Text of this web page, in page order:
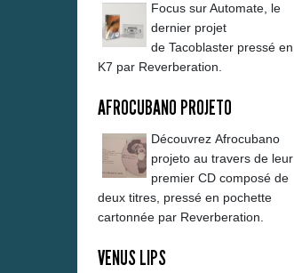
Focus sur Automate, le
dernier projet
de Tacoblaster pressé en
K7 par Reverberation.
AFROCUBANO PROJETO
Découvrez Afrocubano
projeto au travers de leur
premier CD composé de
deux titres, pressé en pochette
cartonnée par Reverberation.
VENUS LIPS